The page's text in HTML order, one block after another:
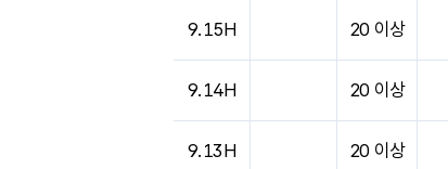
9.15H 20 이상
9.14H 20 이상
9.13H 20 이상